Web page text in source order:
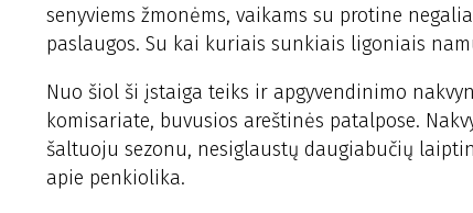
senyviems žmonėms, vaikams su protine
paslaugos. Su kai kuriais sunkiais ligoniais
Nuo šiol ši įstaiga teiks ir apgyvendinimo
komisariate, buvusios areštinės patalpose.
šaltuoju sezonu, nesiglaustų daugiabučių
apie penkiolika.